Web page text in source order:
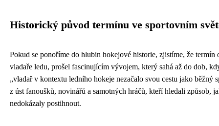
Historický původ termínu ve sportovním
Pokud se ponoříme do hlubin hokejové historie, zjistíme, že
vladaře ledu, prošel fascinujícím vývojem, který sahá až do dob,
„vladař v kontextu ledního hokeje nezačalo svou cestu jako běžný
z úst fanoušků, novinářů a samotných hráčů, kteří hledali způsob,
nedokázaly postihnout.